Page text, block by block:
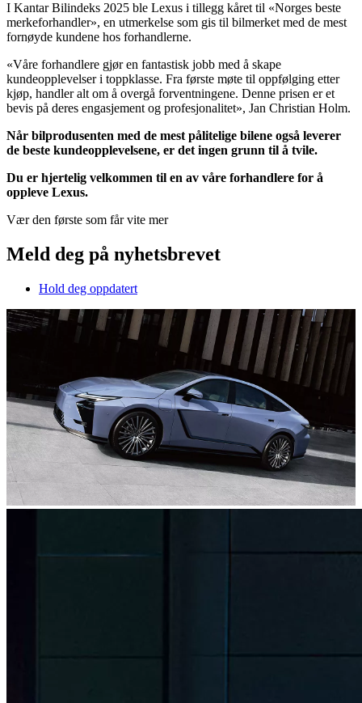
I Kantar Bilindeks 2025 ble Lexus i tillegg kåret til «Norges beste
merkeforhandler», en utmerkelse som gis til bilmerket med de mest
fornøyde kundene hos forhandlerne.
«Våre forhandlere gjør en fantastisk jobb med å skape
kundeopplevelser i toppklasse. Fra første møte til oppfølging etter
kjøp, handler alt om å overgå forventningene. Denne prisen er et
bevis på deres engasjement og profesjonalitet», Jan Christian Holm.
Når bilprodusenten med de mest pålitelige bilene også leverer
de beste kundeopplevelsene, er det ingen grunn til å tvile.
Du er hjertelig velkommen til en av våre forhandlere for å
oppleve Lexus.
Vær den første som får vite mer
Meld deg på nyhetsbrevet
Hold deg oppdatert